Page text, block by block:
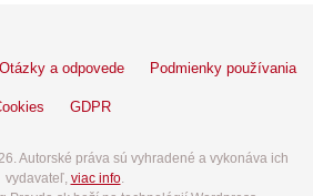
Otázky a odpovede Podmienky používania
GDPR
Autorské práva sú vyhradené a vykonáva ich
vydavateľ, viac info.